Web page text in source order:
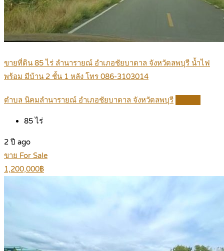
ขายที่ดิน 85 ไร่ ลำนารายณ์ อำเภอชัยบาดาล จังหวัดลพบุรี น้ำไฟ
พร้อม มีบ้าน 2 ชั้น 1 หลัง โทร 086-3103014
ตำบล นิคมลำนารายณ์ อำเภอชัยบาดาล จังหวัดลพบุรี
85ไร่
2 ปี ago
ขาย For Sale
1,200,000฿